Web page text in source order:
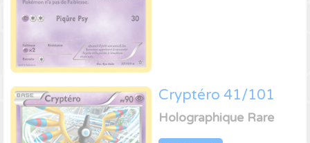
Cryptéro 41/101
Holographique Rare